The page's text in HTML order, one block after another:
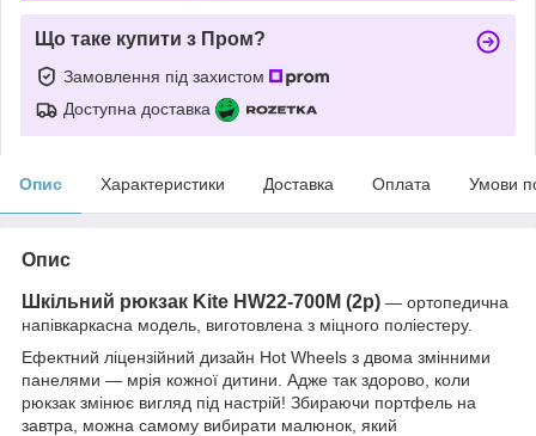
Що таке купити з Пром?
Замовлення під захистом
Доступна доставка
Опис Характеристики Доставка Оплата Умови
Опис
Шкільний рюкзак Kite HW22-700M (2p) — ортопедична
напівкаркасна модель, виготовлена з міцного поліестеру.
Ефектний ліцензійний дизайн Hot Wheels з двома змінними
панелями — мрія кожної дитини. Адже так здорово, коли
рюкзак змінює вигляд під настрій! Збираючи портфель на
завтра, можна самому вибирати малюнок, який